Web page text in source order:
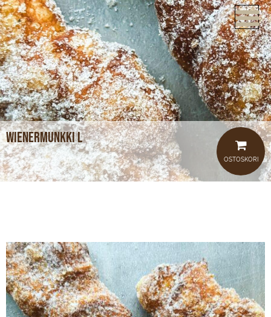
ETUSIVU
VERKKOKAUPPA
KAHVILAT
LOUNAS
MEISTÄ
TUOTTEET
HOTELLI
OSTOSKORI
Wienermunkki L